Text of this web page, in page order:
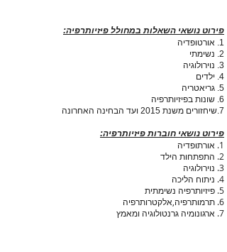
פירוט נושאי השאלות במחולל פיזיותרפיה:
1. אורטופדיה
2. נשימתי
3. נוירולוגיה
4. ילדים
5. גריאטריה
6. שונות בפיזיותרפיה
7.שיחזורים משנת 2015 ועד הבחינה האחרונה
פירוט נושאי חוברות פיזיותרפיה:
1. אורתופדיה
2. התפתחות הילד
3. נוירולוגיה
4. ניתוח הליכה
5. פיזיותרפיה נשימתית
6. תרמותרפיה,אלקטרותרפיה
7. ארגונומיה גרנטולוגיה ומאמץ